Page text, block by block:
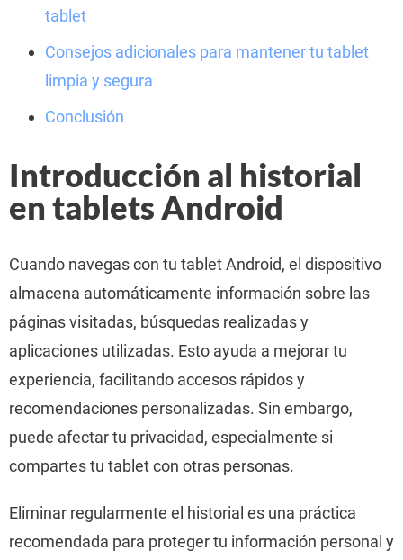
tablet
Consejos adicionales para mantener tu tablet
limpia y segura
Conclusión
Introducción al historial
en tablets Android
Cuando navegas con tu tablet Android, el dispositivo
almacena automáticamente información sobre las
páginas visitadas, búsquedas realizadas y
aplicaciones utilizadas. Esto ayuda a mejorar tu
experiencia, facilitando accesos rápidos y
recomendaciones personalizadas. Sin embargo,
puede afectar tu privacidad, especialmente si
compartes tu tablet con otras personas.
Eliminar regularmente el historial es una práctica
recomendada para proteger tu información personal y